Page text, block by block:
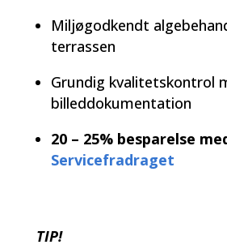
Miljøgodkendt
terrassen
Grundig kvalitetskontrol
billeddokumentation
20 – 25% besparelse
Servicefradraget
TIP!